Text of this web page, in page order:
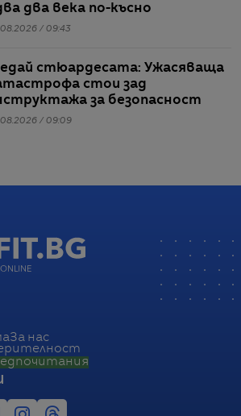
два века по-късно
/ 09:43
стюардесата: Ужасяваща
стои зад
за безопасност
/ 09:09
За нас